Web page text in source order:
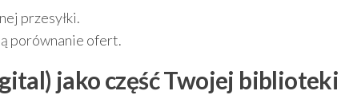
przesyłki.
porównanie ofert.
jako część Twojej biblioteki